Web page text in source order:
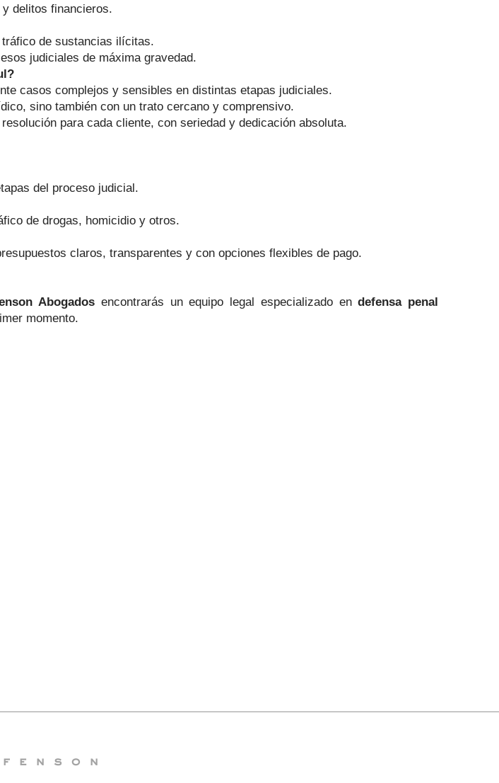
delitos financieros.
de sustancias ilícitas.
judiciales de máxima gravedad.
casos complejos y sensibles en distintas etapas judiciales.
sino también con un trato cercano y comprensivo.
para cada cliente, con seriedad y dedicación absoluta.
del proceso judicial.
de drogas, homicidio y otros.
claros, transparentes y con opciones flexibles de pago.
Abogados encontrarás un equipo legal especializado endefensa penal
momento.